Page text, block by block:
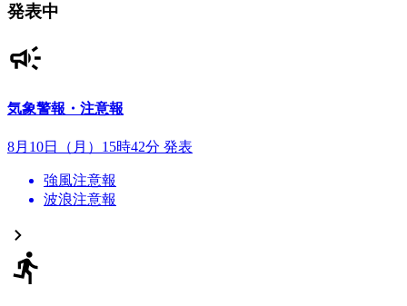
発表中
気象警報・注意報
8月10日（月）15時42分 発表
強風注意報
波浪注意報